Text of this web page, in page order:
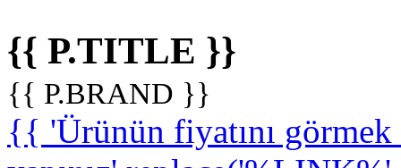
{{ P.TITLE }}
{{ P.BRAND }}
{{ 'Ürünün fiyatını